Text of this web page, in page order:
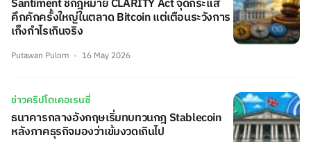
Santiment ชี้กฎหมาย CLARITY Act จุดกระแส
คึกคักครั้งใหญ่ในตลาด Bitcoin แต่เตือนระวังการ
เก็งกำไรเกินจริง
Putawan Pulom 16 May 2026
ข่าวคริปโตเคอเรนซี่
ธนาคารกลางอังกฤษเริ่มทบทวนกฎ Stablecoin
หลังภาคธุรกิจมองว่าเข้มงวดเกินไป